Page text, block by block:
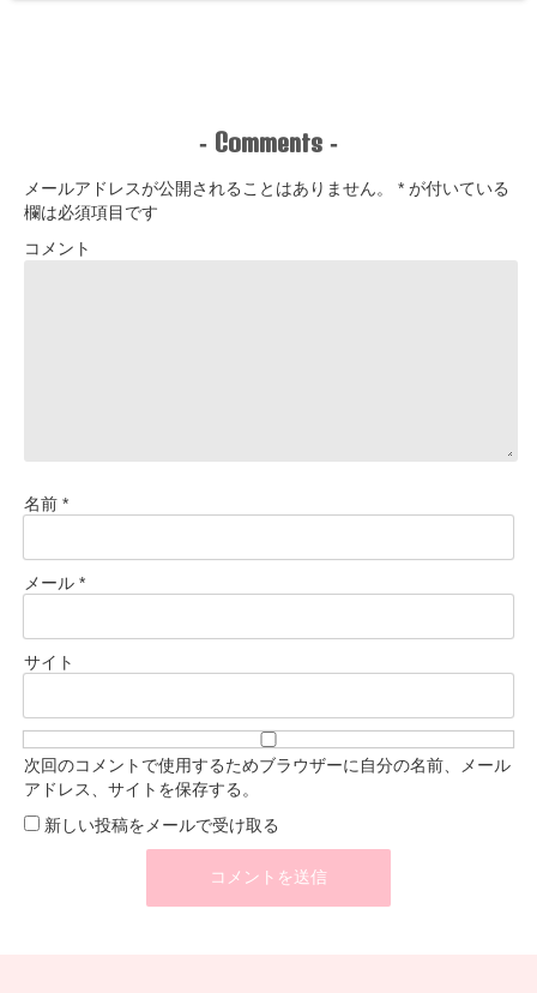
- Comments -
メールアドレスが公開されることはありません。 * が付いている
欄は必須項目です
コメント
名前 *
メール *
サイト
次回のコメントで使用するためブラウザーに自分の名前、メール
アドレス、サイトを保存する。
新しい投稿をメールで受け取る